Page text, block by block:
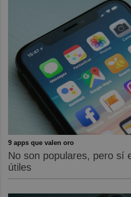
9 apps que valen oro
No son populares, pero sí
útiles